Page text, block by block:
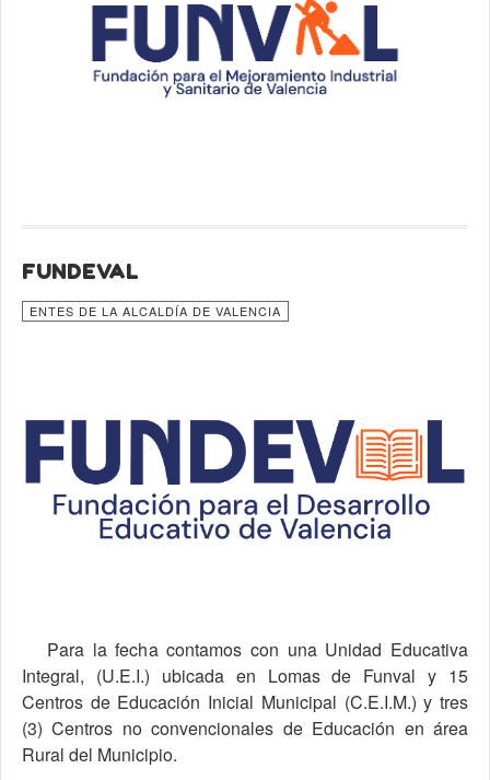
FUNDEVAL
ENTES DE LA ALCALDÍA DE VALENCIA
Para la fecha contamos con una Unidad Educativa
Integral, (U.E.I.) ubicada en Lomas de Funval y 15
Centros de Educación Inicial Municipal (C.E.I.M.) y tres
(3) Centros no convencionales de Educación en área
Rural del Municipio.